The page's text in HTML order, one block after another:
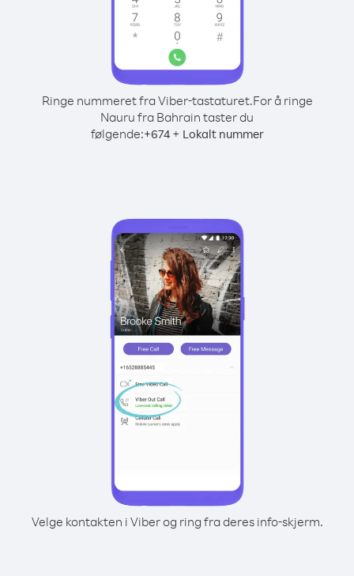
Ringe nummeret fra Viber-tastaturet.For å ringe
Nauru fra Bahrain taster du
følgende:+674+ Lokalt nummer
Velge kontakten i Viber og ring fra deres info-skjerm.